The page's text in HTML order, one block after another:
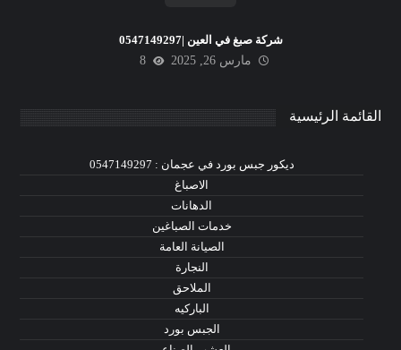
شركة صبغ في العين |0547149297
مارس 26, 2025
8
القائمة الرئيسية
ديكور جبس بورد في عجمان : 0547149297
الاصباغ
الدهانات
خدمات الصباغين
الصيانة العامة
النجارة
الملاحق
الباركيه
الجبس بورد